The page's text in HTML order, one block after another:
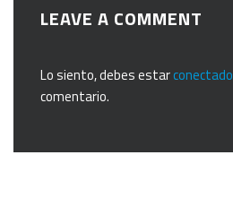
LEAVE A COMMENT
Lo siento, debes estarconectado
comentario.